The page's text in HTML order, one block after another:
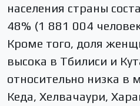
населения страны
48% (1 881 004
Кроме того, доля
высока в Тбилиси и
относительно низка в
Кеда, Хелвачаури,